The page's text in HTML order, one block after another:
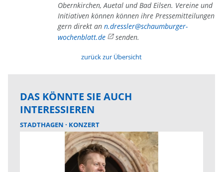
Obernkirchen, Auetal und Bad Eilsen. Vereine und
Initiativen können können ihre Pressemitteilungen
gern direkt an n.dressler@schaumburger-
wochenblatt.de
senden.
zurück zur Übersicht
DAS KÖNNTE SIE AUCH
INTERESSIEREN
STADTHAGEN KONZERT